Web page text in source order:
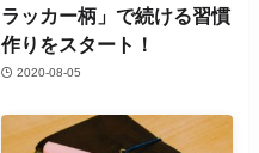
ラッカー柄」で続ける習慣
作りをスタート！
2020-08-05